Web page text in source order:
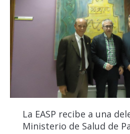
La EASP recibe a una
Ministerio de Salud de